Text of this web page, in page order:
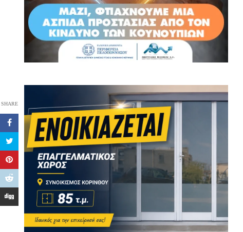
SHARE